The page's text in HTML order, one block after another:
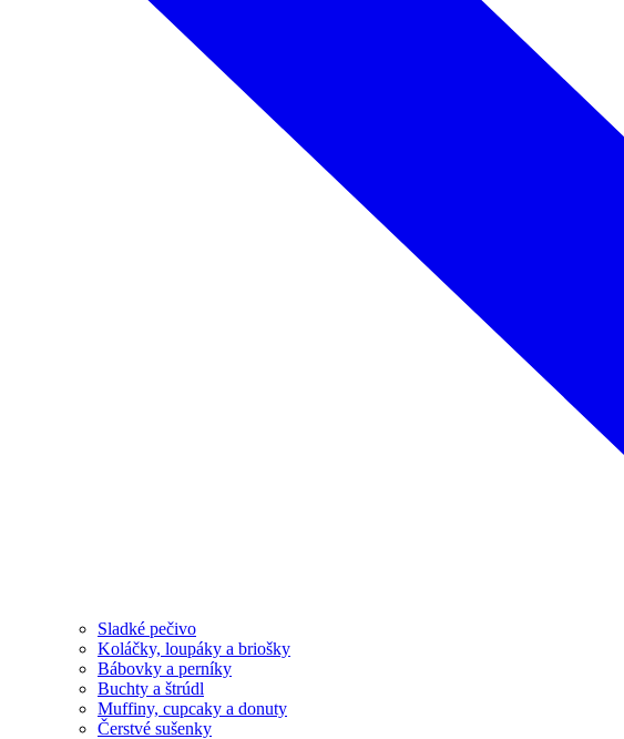
Sladké pečivo
Koláčky, loupáky a briošky
Bábovky a perníky
Buchty a štrúdl
Muffiny, cupcaky a donuty
Čerstvé sušenky